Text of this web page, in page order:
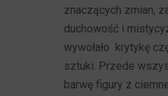
znaczących zmian,
duchowość i
wywołało krytykę
sztuki. Przede
barwę figury z